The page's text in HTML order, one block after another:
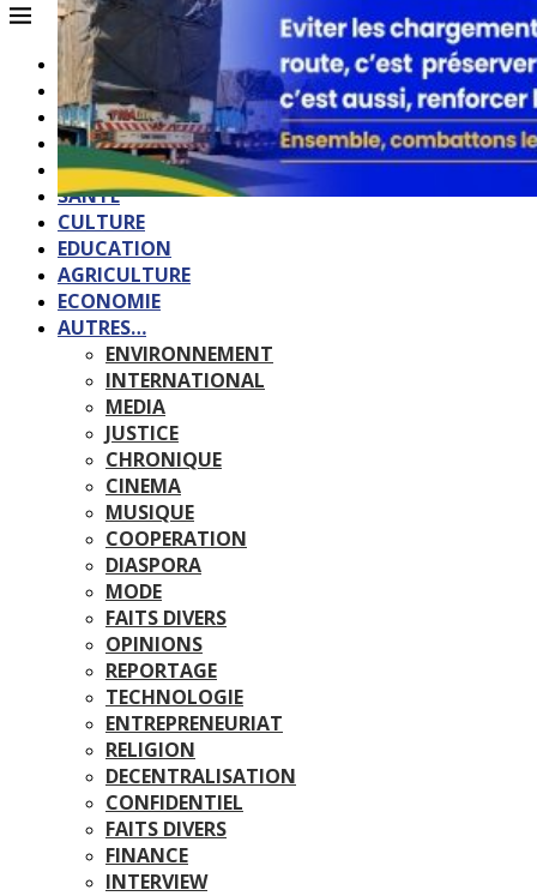
ACCUEIL
QUI SOMMES-NOUS?
POLITIQUE
SOCIETE
SPORTS
SANTE
CULTURE
EDUCATION
AGRICULTURE
ECONOMIE
AUTRES…
ENVIRONNEMENT
INTERNATIONAL
MEDIA
JUSTICE
CHRONIQUE
CINEMA
MUSIQUE
COOPERATION
DIASPORA
MODE
FAITS DIVERS
OPINIONS
REPORTAGE
TECHNOLOGIE
ENTREPRENEURIAT
RELIGION
DECENTRALISATION
CONFIDENTIEL
FAITS DIVERS
FINANCE
INTERVIEW